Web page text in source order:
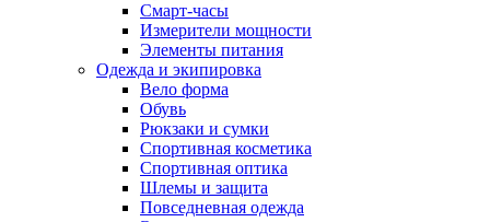
Смарт-часы
Измерители мощности
Элементы питания
Одежда и экипировка
Вело форма
Обувь
Рюкзаки и сумки
Спортивная косметика
Спортивная оптика
Шлемы и защита
Повседневная одежда